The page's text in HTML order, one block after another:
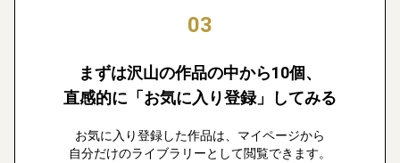
03
まずは沢山の作品の中から10個、
直感的に「お気に入り登録」してみる
お気に入り登録した作品は、マイページから
自分だけのライブラリーとして閲覧できます。